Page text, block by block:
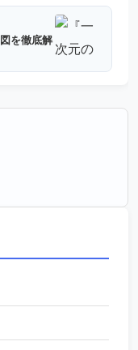
を徹底解